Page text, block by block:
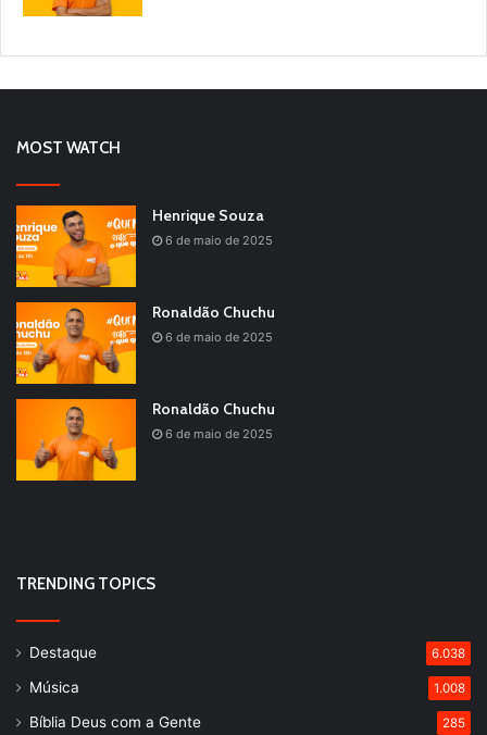
MOST WATCH
Henrique Souza
6 de maio de 2025
Ronaldão Chuchu
6 de maio de 2025
Ronaldão Chuchu
6 de maio de 2025
TRENDING TOPICS
Destaque 6.038
Música 1.008
Bíblia Deus com a Gente 285